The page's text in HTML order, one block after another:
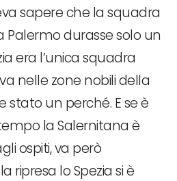
sapere che la squadra
Palermo durasse solo un
era l’unica squadra
nelle zone nobili della
stato un perché. E se è
la Salernitana è
ospiti, va però
ripresa lo Spezia si è